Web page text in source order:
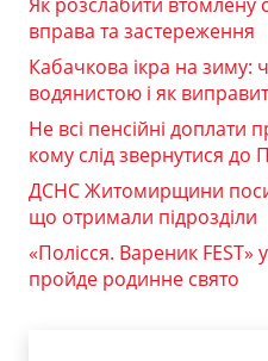
Як розслабити втомлену
вправа та застереження
Кабачкова ікра на зиму:
водянистою і як
Не всі пенсійні доплати
кому слід звернутися до
ДСНС Житомирщини
що отримали підрозділи
«Полісся. Вареник
пройде родинне свято